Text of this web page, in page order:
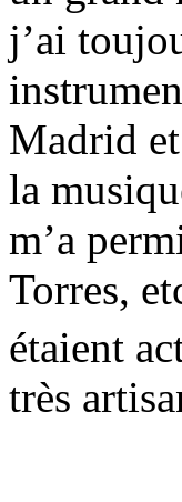
j’ai
Madrid
la
m’a
Torres,
étaient
très